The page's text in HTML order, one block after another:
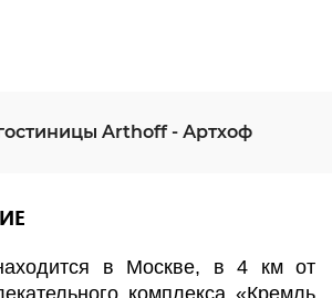
Arthoff - Артхоф
в Москве, в 4 км от
комплекса «Кремль